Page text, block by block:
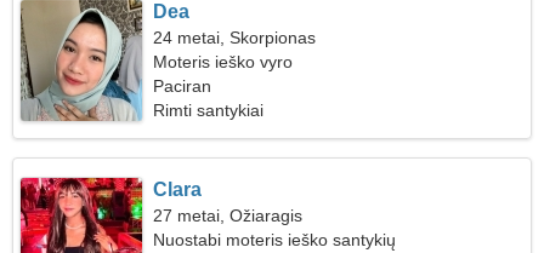
Dea
24 metai, Skorpionas
Moteris ieško vyro
Paciran
Rimti santykiai
Clara
27 metai, Ožiaragis
Nuostabi moteris ieško santykių